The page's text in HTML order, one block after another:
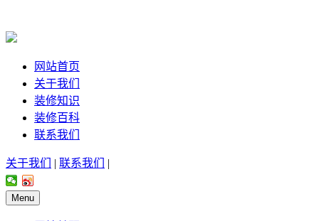
网站首页
关于我们
装修知识
装修百科
联系我们
关于我们 | 联系我们 |
Menu